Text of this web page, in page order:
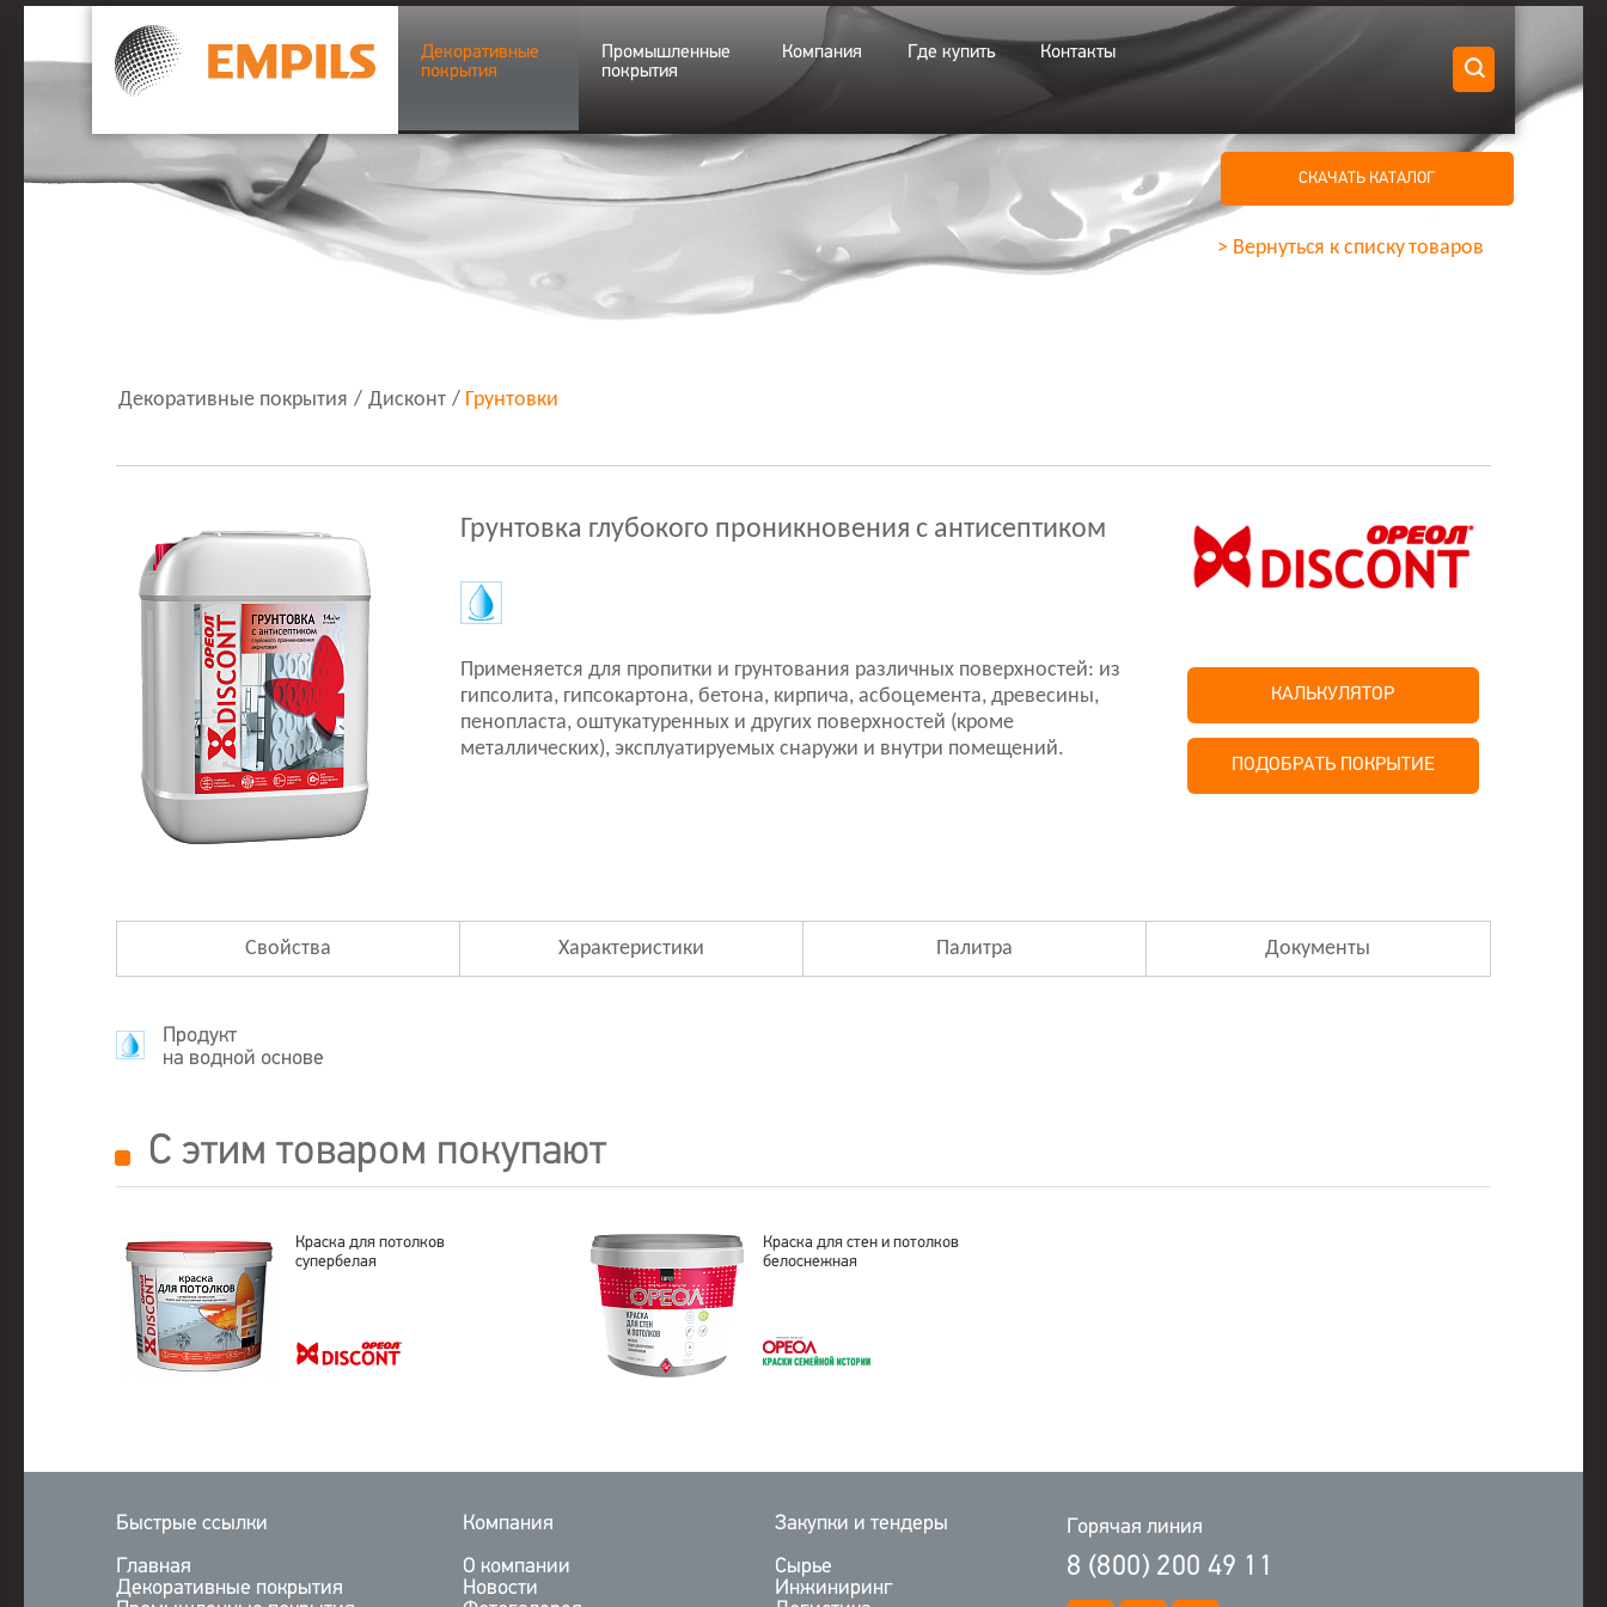
Декоративные
покрытия
Промышленные
покрытия
Компания Где купить Контакты
Декоративные покрытия / Дисконт / Грунтовки
СКАЧАТЬ КАТАЛОГ
> Вернуться к списку товаров
Грунтовка глубокого проникновения с антисептиком
Применяется для пропитки и грунтования различных поверхностей: из
гипсолита, гипсокартона, бетона, кирпича, асбоцемента, древесины,
пенопласта, оштукатуренных и других поверхностей (кроме
металлических), эксплуатируемых снаружи и внутри помещений.
КАЛЬКУЛЯТОР
ПОДОБРАТЬ ПОКРЫТИЕ
Свойства Характеристики Палитра Документы
Продукт
на водной основе
С этим товаром покупают
Краска для потолков
супербелая
Краска для стен и потолков
белоснежная
Быстрые ссылки
Главная
Декоративные покрытия
Компания
О компании
Новости
Закупки и тендеры
Сырье
Инжиниринг
Горячая линия
8 (800) 200 49 11